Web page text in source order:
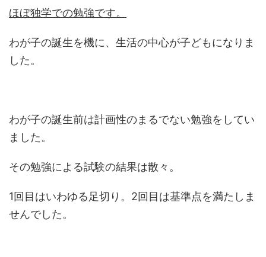
ほぼ独学での勉強です。
わが子の誕生を機に、生活の中心が子どもになりま
した。
わが子の誕生前は計画性のまるでない勉強をしてい
ました。
その勉強による試験の結果は散々。
1回目はいわゆる足切り。2回目は基準点を満たしま
せんでした。